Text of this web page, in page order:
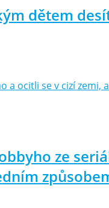
dětem
a ocitli se v cizí
ze